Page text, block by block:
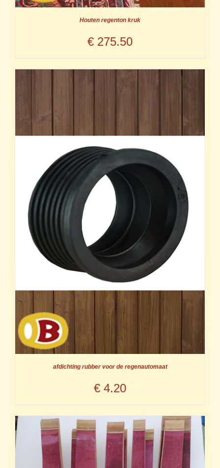
Houten regenton kruk
€ 275.50
afdichting rubber voor de regenautomaat
€ 4.20